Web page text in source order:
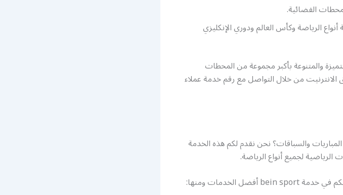
الفضائية.
الرياضة وكأس العالم ودوري الإنكليزي
والمتنوعة بأكبر مجموعة من المحطات
الانترنيت من خلال التواصل مع رقم خدمة عملاء
والسباقات؟ نحن نقدم لكم هذه الخدمة